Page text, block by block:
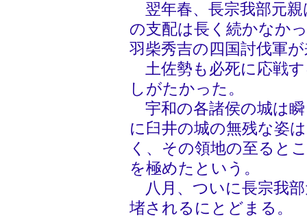
翌年春、長宗我部元
の支配は長く続かなか
羽柴秀吉の四国討伐軍
土佐勢も必死に応戦
しがたかった。
宇和の各諸侯の城は
に臼井の城の無残な姿
く、その領地の至ると
を極めたという。
八月、ついに長宗我
堵されるにとどまる。